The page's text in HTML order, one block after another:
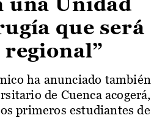
que será
ha anunciado también
de Cuenca acogerá,
primeros estudiantes de